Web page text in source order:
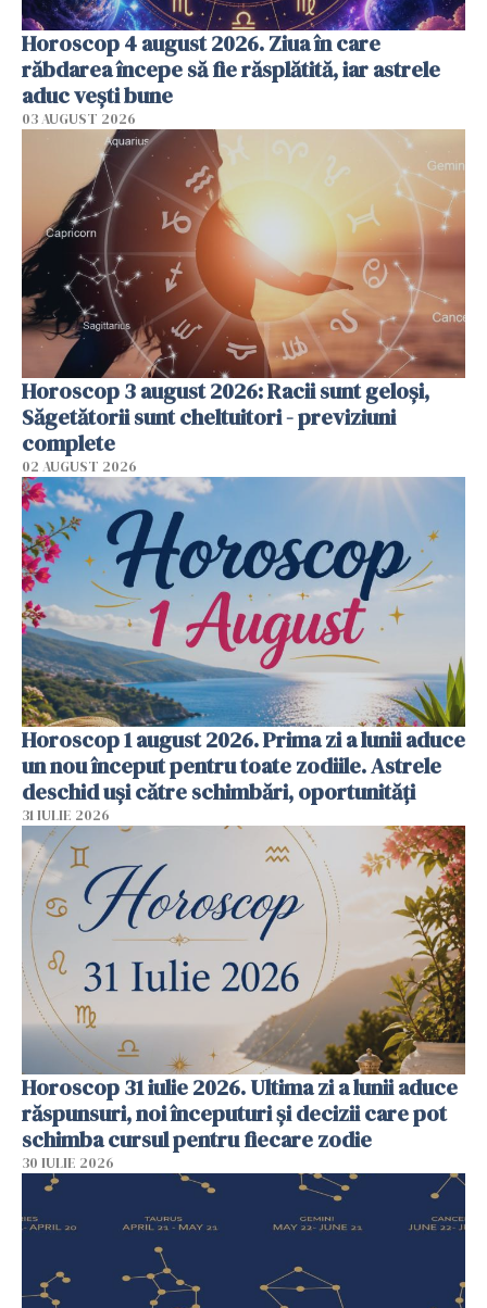
Horoscop 4 august 2026. Ziua în care
răbdarea începe să fie răsplătită, iar astrele
aduc vești bune
03 AUGUST 2026
Horoscop 3 august 2026: Racii sunt geloși,
Săgetătorii sunt cheltuitori - previziuni
complete
02 AUGUST 2026
Horoscop 1 august 2026. Prima zi a lunii aduce
un nou început pentru toate zodiile. Astrele
deschid uși către schimbări, oportunități
31 IULIE 2026
Horoscop 31 iulie 2026. Ultima zi a lunii aduce
răspunsuri, noi începuturi și decizii care pot
schimba cursul pentru fiecare zodie
30 IULIE 2026